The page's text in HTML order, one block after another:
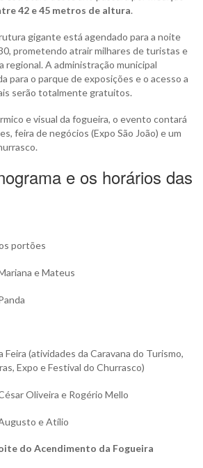
42 e 45 metros de altura.
gigante está agendado para a noite
prometendo atrair milhares de turistas e
regional. A administração municipal
para o parque de exposições e o acesso a
serão totalmente gratuitos.
e visual da fogueira, o evento contará
feira de negócios (Expo São João) e um
e os horários das
portões
e Mateus
Feira (atividades da Caravana do Turismo,
Expo e Festival do Churrasco)
Oliveira e Rogério Mello
e Atílio
do Acendimento da Fogueira